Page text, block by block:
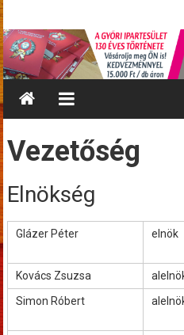
Vezetőség
Elnökség
Glázer Péter elnök
Kovács Zsuzsa
Simon Róbert